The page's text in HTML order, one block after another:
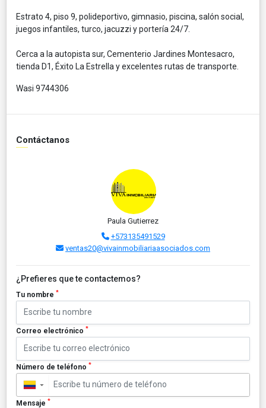
Estrato 4, piso 9, polideportivo, gimnasio, piscina, salón social,
juegos infantiles, turco, jacuzzi y portería 24/7.
Cerca a la autopista sur, Cementerio Jardines Montesacro,
tienda D1, Éxito La Estrella y excelentes rutas de transporte.
Wasi 9744306
Contáctanos
Paula Gutierrez
+573135491529
ventas20@vivainmobiliariaasociados.com
¿Prefieres que te contactemos?
Tu nombre *
Correo electrónico *
Número de teléfono *
▼
Mensaje *